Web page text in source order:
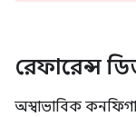
রেফারেন্স
অস্বাভাবিক